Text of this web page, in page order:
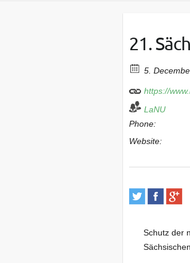
21.
5.
https://
LaNU
Phone:
Website:
Schutz der